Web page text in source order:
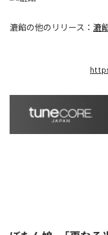
漉餡の他のリリース： 漉